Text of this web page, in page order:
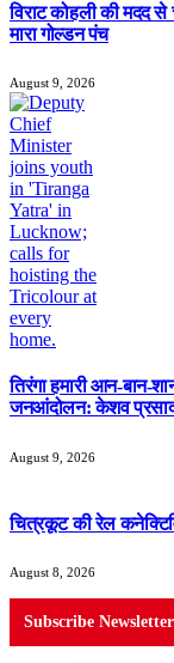
विराट कोहली की मदद से
मारा गोल्डन पंच
August 9, 2026
तिरंगा हमारी आन-बान-
जनआंदोलन: केशव प्रसाद
August 9, 2026
चित्रकूट की रेल
August 8, 2026
Subscribe Newsletter